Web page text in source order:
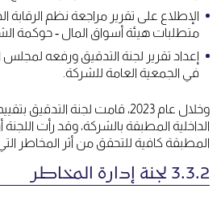
الإطلاع على تقرير مراجعة نظم الرقابة
متطلبات هيئة أسواق المال ‑ حوكمة
إعداد تقرير لجنة التدقيق ورفعه لمجلس
في الجمعية العامة للشركة.
وخلال عام 2023، قامت لجنة
الداخلية المطبقة بالشركة، وقد رأت اللجنة
المطبقة كافية للتحقق من أثر المخاطر
3.3.2 لجنة إدارة المخاطر